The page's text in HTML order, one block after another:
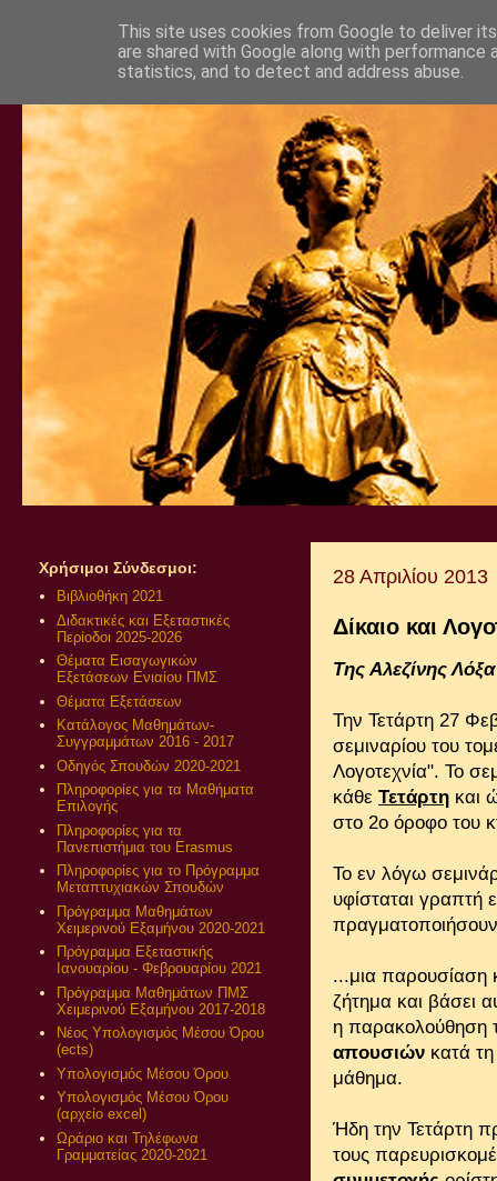
28 Απριλίου 2013
Δίκαιο και
Της Αλεζίνης Λόξα
Την Τετάρτη 27
σεμιναρίου του
Λογοτεχνία". Το
κάθε Τετάρτη και
στο 2ο όροφο του
Το εν λόγω
υφίσταται γραπτή
...μια παρουσίαση
ζήτημα και βάσει
η παρακολούθηση
απουσιών κατά τη
μάθημα.
Ήδη την Τετάρτη
τους
Χρήσιμοι Σύνδεσμοι:
Βιβλιοθήκη 2021
Διδακτικές και Εξεταστικές
Περίοδοι 2025-2026
Θέματα Εισαγωγικών
Εξετάσεων Ενιαίου ΠΜΣ
Θέματα Εξετάσεων
Κατάλογος Μαθημάτων-
Συγγραμμάτων 2016 - 2017
Οδηγός Σπουδών 2020-2021
Πληροφορίες για τα Μαθήματα
Επιλογής
Πληροφορίες για τα
Πανεπιστήμια του Erasmus
Πληροφορίες για το Πρόγραμμα
Μεταπτυχιακών Σπουδών
Πρόγραμμα Μαθημάτων
Χειμερινού Εξαμήνου 2020-2021
Πρόγραμμα Εξεταστικής
Ιανουαρίου - Φεβρουαρίου 2021
Πρόγραμμα Μαθημάτων ΠΜΣ
Χειμερινού Εξαμήνου 2017-2018
Νέος Υπολογισμός Μέσου Όρου
(ects)
Υπολογισμός Μέσου Όρου
Υπολογισμός Μέσου Όρου
(αρχείο excel)
Ωράριο και Τηλέφωνα
Γραμματείας 2020-2021
This site uses cookies from Google to deliver
are shared with Google along with
statistics, and to detect and address abuse.